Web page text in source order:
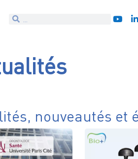
nouveautés et